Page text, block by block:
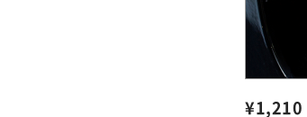
¥1,210